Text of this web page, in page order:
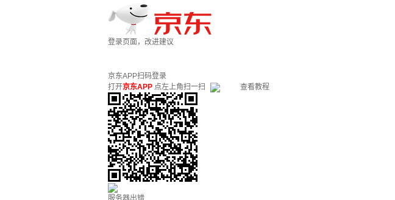
登录页面，改进建议
京东APP扫码登录
打开京东APP 点左上角扫一扫 查看教程
服务器出错